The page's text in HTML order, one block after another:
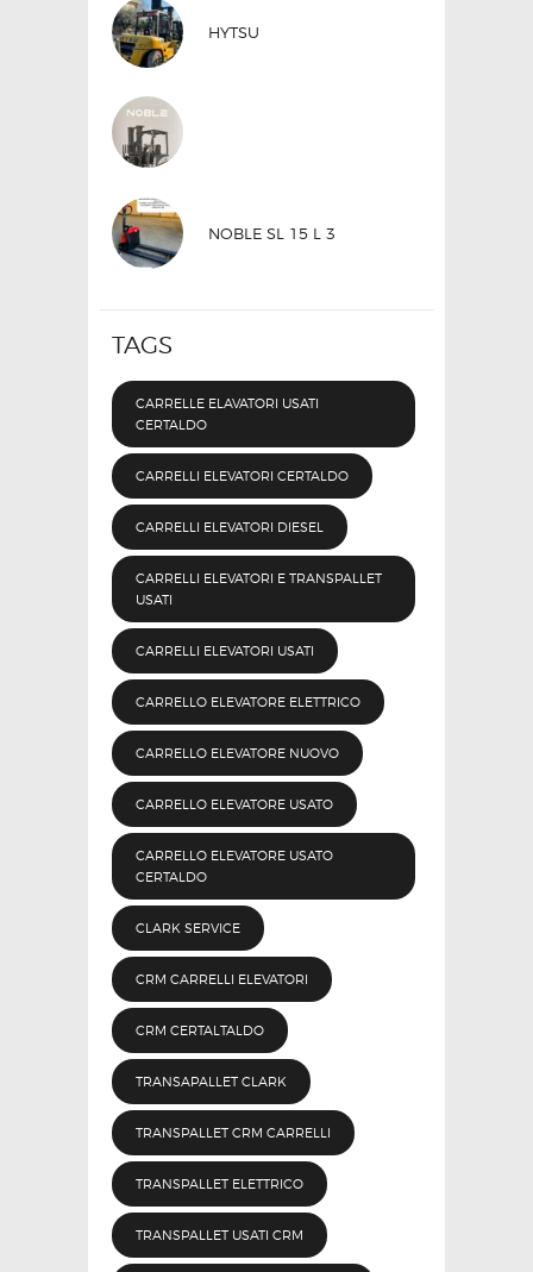
HYTSU
NOBLE SL 15 L 3
TAGS
CARRELLE ELAVATORI USATI
CERTALDO
CARRELLI ELEVATORI CERTALDO
CARRELLI ELEVATORI DIESEL
CARRELLI ELEVATORI E TRANSPALLET
USATI
CARRELLI ELEVATORI USATI
CARRELLO ELEVATORE ELETTRICO
CARRELLO ELEVATORE NUOVO
CARRELLO ELEVATORE USATO
CARRELLO ELEVATORE USATO
CERTALDO
CLARK SERVICE
CRM CARRELLI ELEVATORI
CRM CERTALTALDO
TRANSAPALLET CLARK
TRANSPALLET CRM CARRELLI
TRANSPALLET ELETTRICO
TRANSPALLET USATI CRM